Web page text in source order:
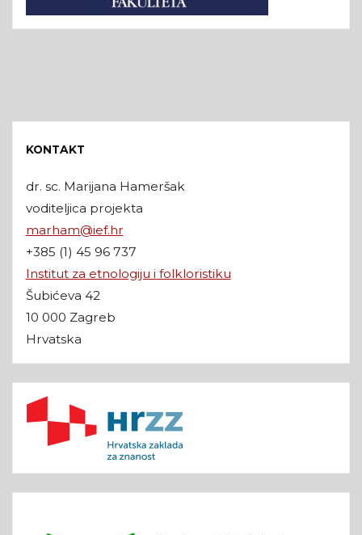
KONTAKT
dr. sc. Marijana Hameršak
voditeljica projekta
marham@ief.hr
+385 (1) 45 96 737
Institut za etnologiju i folkloristiku
Šubićeva 42
10 000 Zagreb
Hrvatska